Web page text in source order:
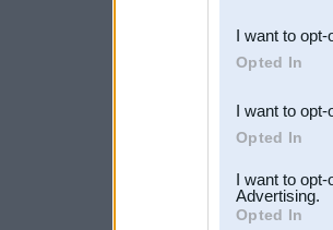
third parties.
I want to
Opted In
I want to
Opted In
I want to
Advertising.
Opted In